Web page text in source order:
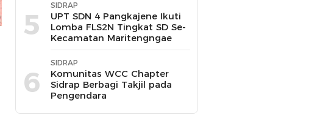
5
SIDRAP
UPT SDN 4 Pangkajene Ikuti
Lomba FLS2N Tingkat SD Se-
Kecamatan Maritengngae
6
SIDRAP
Komunitas WCC Chapter
Sidrap Berbagi Takjil pada
Pengendara